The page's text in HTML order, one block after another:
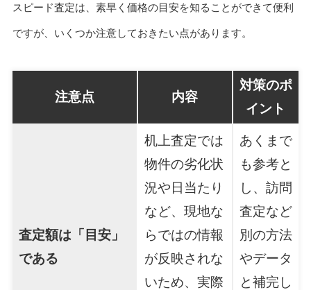
スピード査定は、素早く価格の目安を知ることができて便利
ですが、いくつか注意しておきたい点があります。
注意点 内容
対策のポ
イント
査定額は「目安」
である
机上査定では
物件の劣化状
況や日当たり
など、現地な
らではの情報
が反映されな
いため、実際
あくまで
も参考と
し、訪問
査定など
別の方法
やデータ
と補完し